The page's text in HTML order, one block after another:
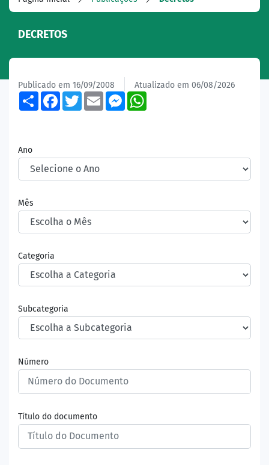
DECRETOS
Publicado em 16/09/2008 Atualizado em 06/08/2026
ShareFacebook
TwitterEmailMessenger
Ano
Mês
Categoria
Subcategoria
Número
Título do documento